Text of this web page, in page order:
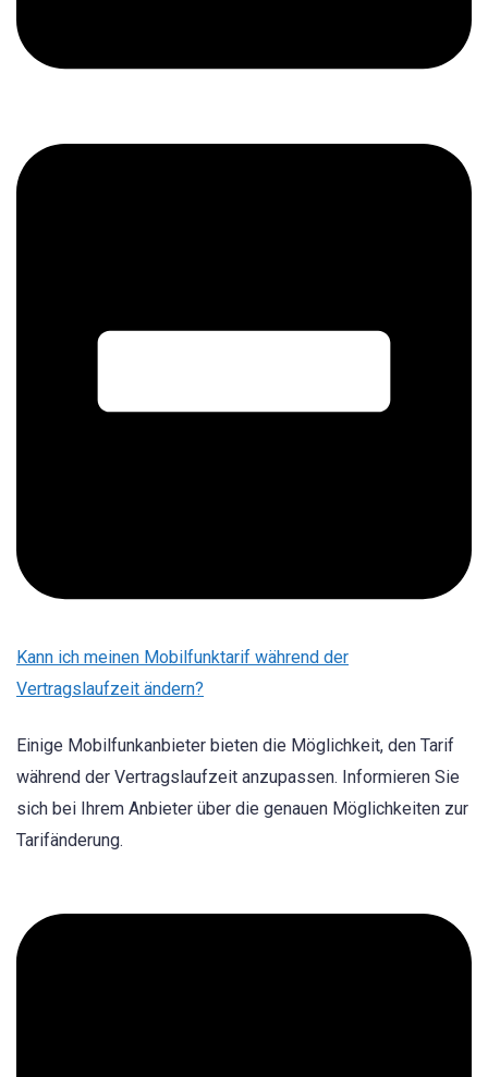
Kann ich meinen Mobilfunktarif während der
Vertragslaufzeit ändern?
Einige Mobilfunkanbieter bieten die Möglichkeit, den Tarif
während der Vertragslaufzeit anzupassen. Informieren Sie
sich bei Ihrem Anbieter über die genauen Möglichkeiten zur
Tarifänderung.